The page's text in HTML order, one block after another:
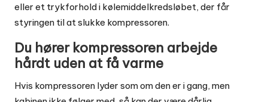
eller et trykforhold i kølemiddelkredsløbet, der får
styringen til at slukke kompressoren.
Du hører kompressoren arbejde
hårdt uden at få varme
Hvis kompressoren lyder som om den er i gang, men